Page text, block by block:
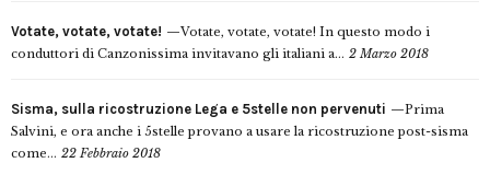
Votate, votate, votate!
Votate, votate, votate! In questo modo i
conduttori di Canzonissima invitavano gli italiani a... 2 Marzo 2018
Sisma, sulla ricostruzione Lega e 5stelle non pervenuti
Prima
Salvini, e ora anche i 5stelle provano a usare la ricostruzione post-sisma
come... 22 Febbraio 2018